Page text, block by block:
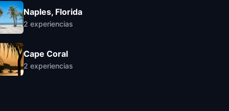
Naples, Florida
2 experiencias
Cape Coral
2 experiencias